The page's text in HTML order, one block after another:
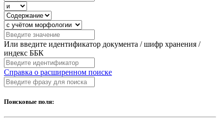
Или введите идентификатор документа / шифр хранения /
индекс ББК
Справка о расширенном поиске
Поисковые поля: